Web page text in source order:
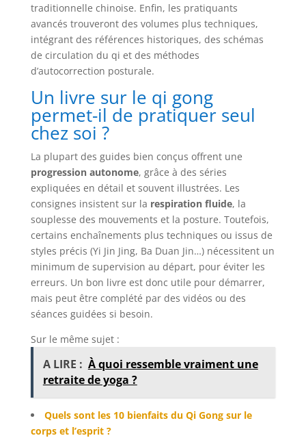
traditionnelle chinoise. Enfin, les pratiquants
avancés trouveront des volumes plus techniques,
intégrant des références historiques, des schémas
de circulation du qi et des méthodes
d’autocorrection posturale.
Un livre sur le qi gong
permet-il de pratiquer seul
chez soi ?
La plupart des guides bien conçus offrent une
progression autonome, grâce à des séries
expliquées en détail et souvent illustrées. Les
consignes insistent sur la respiration fluide, la
souplesse des mouvements et la posture. Toutefois,
certains enchaînements plus techniques ou issus de
styles précis (Yi Jin Jing, Ba Duan Jin…) nécessitent un
minimum de supervision au départ, pour éviter les
erreurs. Un bon livre est donc utile pour démarrer,
mais peut être complété par des vidéos ou des
séances guidées si besoin.
Sur le même sujet :
A LIRE : À quoi ressemble vraiment une
retraite de yoga ?
Quels sont les 10 bienfaits du Qi Gong sur le
corps et l’esprit ?